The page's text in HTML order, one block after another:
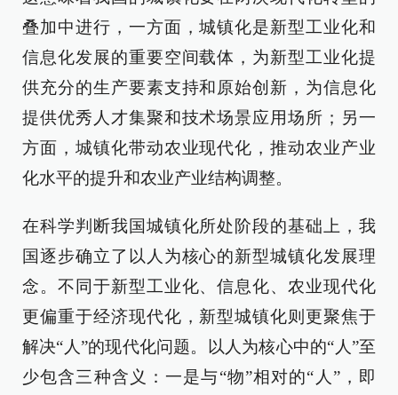
叠加中进行，一方面，城镇化是新型工业化和
信息化发展的重要空间载体，为新型工业化提
供充分的生产要素支持和原始创新，为信息化
提供优秀人才集聚和技术场景应用场所；另一
方面，城镇化带动农业现代化，推动农业产业
化水平的提升和农业产业结构调整。
在科学判断我国城镇化所处阶段的基础上，我
国逐步确立了以人为核心的新型城镇化发展理
念。不同于新型工业化、信息化、农业现代化
更偏重于经济现代化，新型城镇化则更聚焦于
解决“人”的现代化问题。以人为核心中的“人”至
少包含三种含义：一是与“物”相对的“人”，即